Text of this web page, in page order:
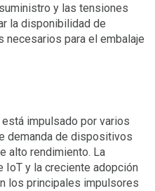
y las tensiones
la disponibilidad de
necesarios para el embalaje
impulsado por varios
demanda de dispositivos
alto rendimiento. La
y la creciente adopción
los principales impulsores